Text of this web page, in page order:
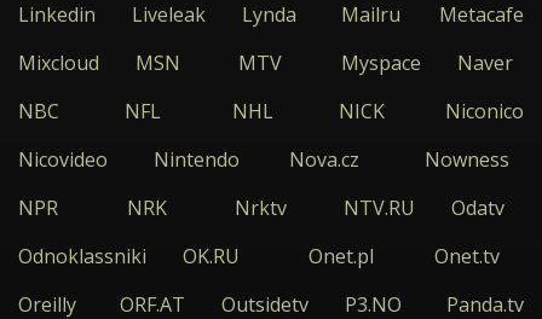
Linkedin
Liveleak Lynda Mailru
Metacafe
Mixcloud
MSN MTV Myspace
Naver
NBC
NFL NHL NICK
Niconico
Nicovideo
Nintendo Nova.cz
Nowness
NPR
NRK Nrktv NTV.RU
Odatv
Odnoklassniki
OK.RU Onet.pl
Onet.tv
Oreilly
ORF.AT Outsidetv P3.NO
Panda.tv